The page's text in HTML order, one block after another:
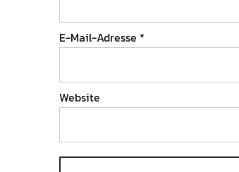
E-Mail-Adresse *
Website